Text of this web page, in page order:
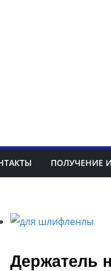
ПОЛУЧЕНИЕ
Держатель